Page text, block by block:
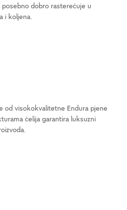
dobro rasterećuje u
i koljena.
od visokokvalitetne Endura pjene
ćelija garantira luksuzni